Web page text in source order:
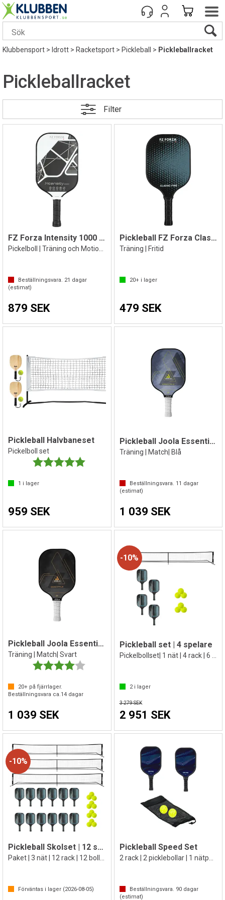
Klubbensport> Idrott>Racketsport>Pickleball > Pickleballracket
Pickleballracket
Filter
FZ Forza Intensity 1000 | 16 mm
Beställningsvara. 21 dagar
(estimat)
879 SEK
Pickleball FZ Forza Classic P100 Paddle
Träning | Fritid
20+i lager
479 SEK
Pickleball Halvbaneset
Pickelboll set
Betyg:
5.0 utav 5 stjärnor
1 i lager
959 SEK
Pickleball Joola Essentials Paddle
Träning | Match| Blå
Beställningsvara. 11 dagar
(estimat)
1 039 SEK
Pickleball Joola Essentials Paddle
Träning | Match| Svart
Betyg:
4.0 utav 5 stjärnor
20+ på fjärrlager.
Beställningsvara ca. 14 dagar
1 039 SEK
10%
Pickleball set | 4 spelare
2i lager
3 279 SEK
2 951 SEK
10%
Pickleball Skolset | 12 spelare
Förväntas i lager (2026-08-05)
Pickleball Speed Set
Beställningsvara. 90dagar
(estimat)